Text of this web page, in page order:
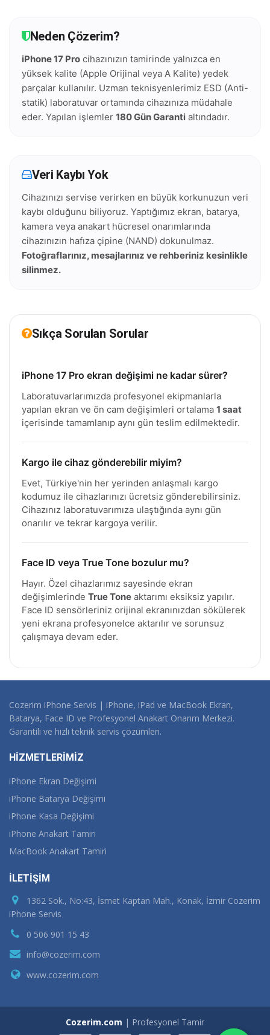
Neden Çözerim?
iPhone 17 Pro cihazınızın tamirinde yalnızca en
yüksek kalite (Apple Orijinal veya A Kalite) yedek
parçalar kullanılır. Uzman teknisyenlerimiz ESD (Anti-
statik) laboratuvar ortamında cihazınıza müdahale
eder. Yapılan işlemler 180 Gün Garanti altındadır.
Veri Kaybı Yok
Cihazınızı servise verirken en büyük korkunuzun veri
kaybı olduğunu biliyoruz. Yaptığımız ekran, batarya,
kamera veya anakart hücresel onarımlarında
cihazınızın hafıza çipine (NAND) dokunulmaz.
Fotoğraflarınız, mesajlarınız ve rehberiniz kesinlikle
silinmez.
Sıkça Sorulan Sorular
iPhone 17 Pro ekran değişimi ne kadar sürer?
Laboratuvarlarımızda profesyonel ekipmanlarla
yapılan ekran ve ön cam değişimleri ortalama 1 saat
içerisinde tamamlanıp aynı gün teslim edilmektedir.
Kargo ile cihaz gönderebilir miyim?
Evet, Türkiye'nin her yerinden anlaşmalı kargo
kodumuz ile cihazlarınızı ücretsiz gönderebilirsiniz.
Cihazınız laboratuvarımıza ulaştığında aynı gün
onarılır ve tekrar kargoya verilir.
Face ID veya True Tone bozulur mu?
Hayır. Özel cihazlarımız sayesinde ekran
değişimlerinde True Tone aktarımı eksiksiz yapılır.
Face ID sensörleriniz orijinal ekranınızdan sökülerek
yeni ekrana profesyonelce aktarılır ve sorunsuz
çalışmaya devam eder.
Cozerim iPhone Servis | iPhone, iPad ve MacBook Ekran,
Batarya, Face ID ve Profesyonel Anakart Onarım Merkezi.
Garantili ve hızlı teknik servis çözümleri.
HİZMETLERİMİZ
iPhone Ekran Değişimi
iPhone Batarya Değişimi
iPhone Kasa Değişimi
iPhone Anakart Tamiri
MacBook Anakart Tamiri
İLETİŞİM
1362 Sok., No:43, İsmet Kaptan Mah., Konak, İzmir Cozerim
iPhone Servis
0 506 901 15 43
info@cozerim.com
www.cozerim.com
Cozerim.com | Profesyonel Tamir